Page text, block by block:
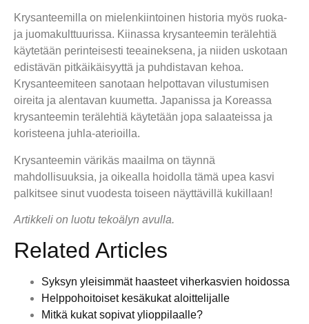
Krysanteemilla on mielenkiintoinen historia myös ruoka-
ja juomakulttuurissa. Kiinassa krysanteemin terälehtiä
käytetään perinteisesti teeaineksena, ja niiden uskotaan
edistävän pitkäikäisyyttä ja puhdistavan kehoa.
Krysanteemiteen sanotaan helpottavan vilustumisen
oireita ja alentavan kuumetta. Japanissa ja Koreassa
krysanteemin terälehtiä käytetään jopa salaateissa ja
koristeena juhla-aterioilla.
Krysanteemin värikäs maailma on täynnä
mahdollisuuksia, ja oikealla hoidolla tämä upea kasvi
palkitsee sinut vuodesta toiseen näyttävillä kukillaan!
Artikkeli on luotu tekoälyn avulla.
Related Articles
Syksyn yleisimmät haasteet viherkasvien hoidossa
Helppohoitoiset kesäkukat aloittelijalle
Mitkä kukat sopivat ylioppilaalle?